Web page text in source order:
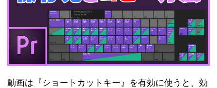
動画は『ショートカットキー』を有効に使うと、効